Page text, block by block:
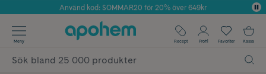
Årets Butik 2025 inom Skönhet
Använd kod: SOMMAR20 för 20% över 649kr
✓ Fri frakt
✓ Poäng på alla köp*
Meny Recept Profil Favoriter Kassa